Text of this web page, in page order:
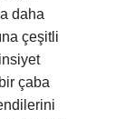
daha
çeşitli
çaba